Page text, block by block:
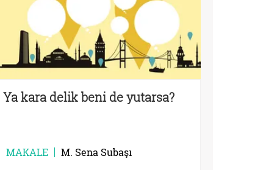
Ya kara delik beni de yutarsa?
MAKALE M. Sena Subaşı